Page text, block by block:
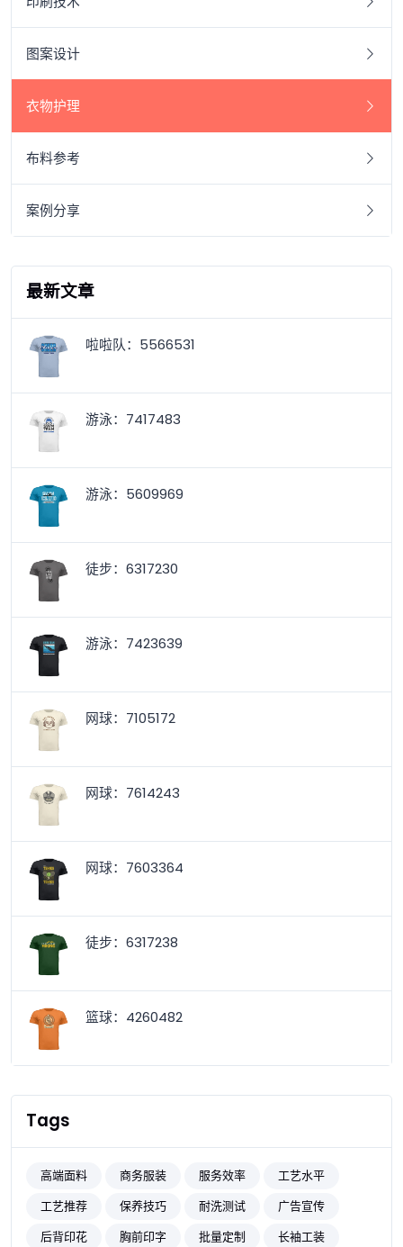
图案设计
衣物护理
布料参考
案例分享
最新文章
啦啦队：5566531
游泳：7417483
游泳：5609969
徒步：6317230
游泳：7423639
网球：7105172
网球：7614243
网球：7603364
徒步：6317238
篮球：4260482
Tags
高端面料 商务服装 服务效率
工艺水平
工艺推荐
保养技巧 耐洗测试
广告宣传
后背印花
胸前印字 批量定制
长袖工装